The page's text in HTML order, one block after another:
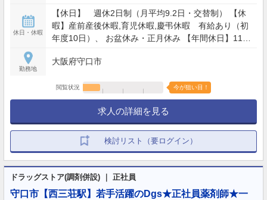
休日・休暇
【休日】 週休2日制（月平均9.2日・交替制） 【休
暇】産前産後休暇,育児休暇,慶弔休暇 有給あり（初
年度10日）、 お盆休み・正月休み 【年間休日】110
勤務地
大阪府守口市
閲覧状況 今が狙い目！
求人の詳細を見る
検討リスト（要ログイン）
ドラッグストア(調剤併設) ｜ 正社員
守口市【西三荘駅】若手活躍のDgs★正社員薬剤師★一